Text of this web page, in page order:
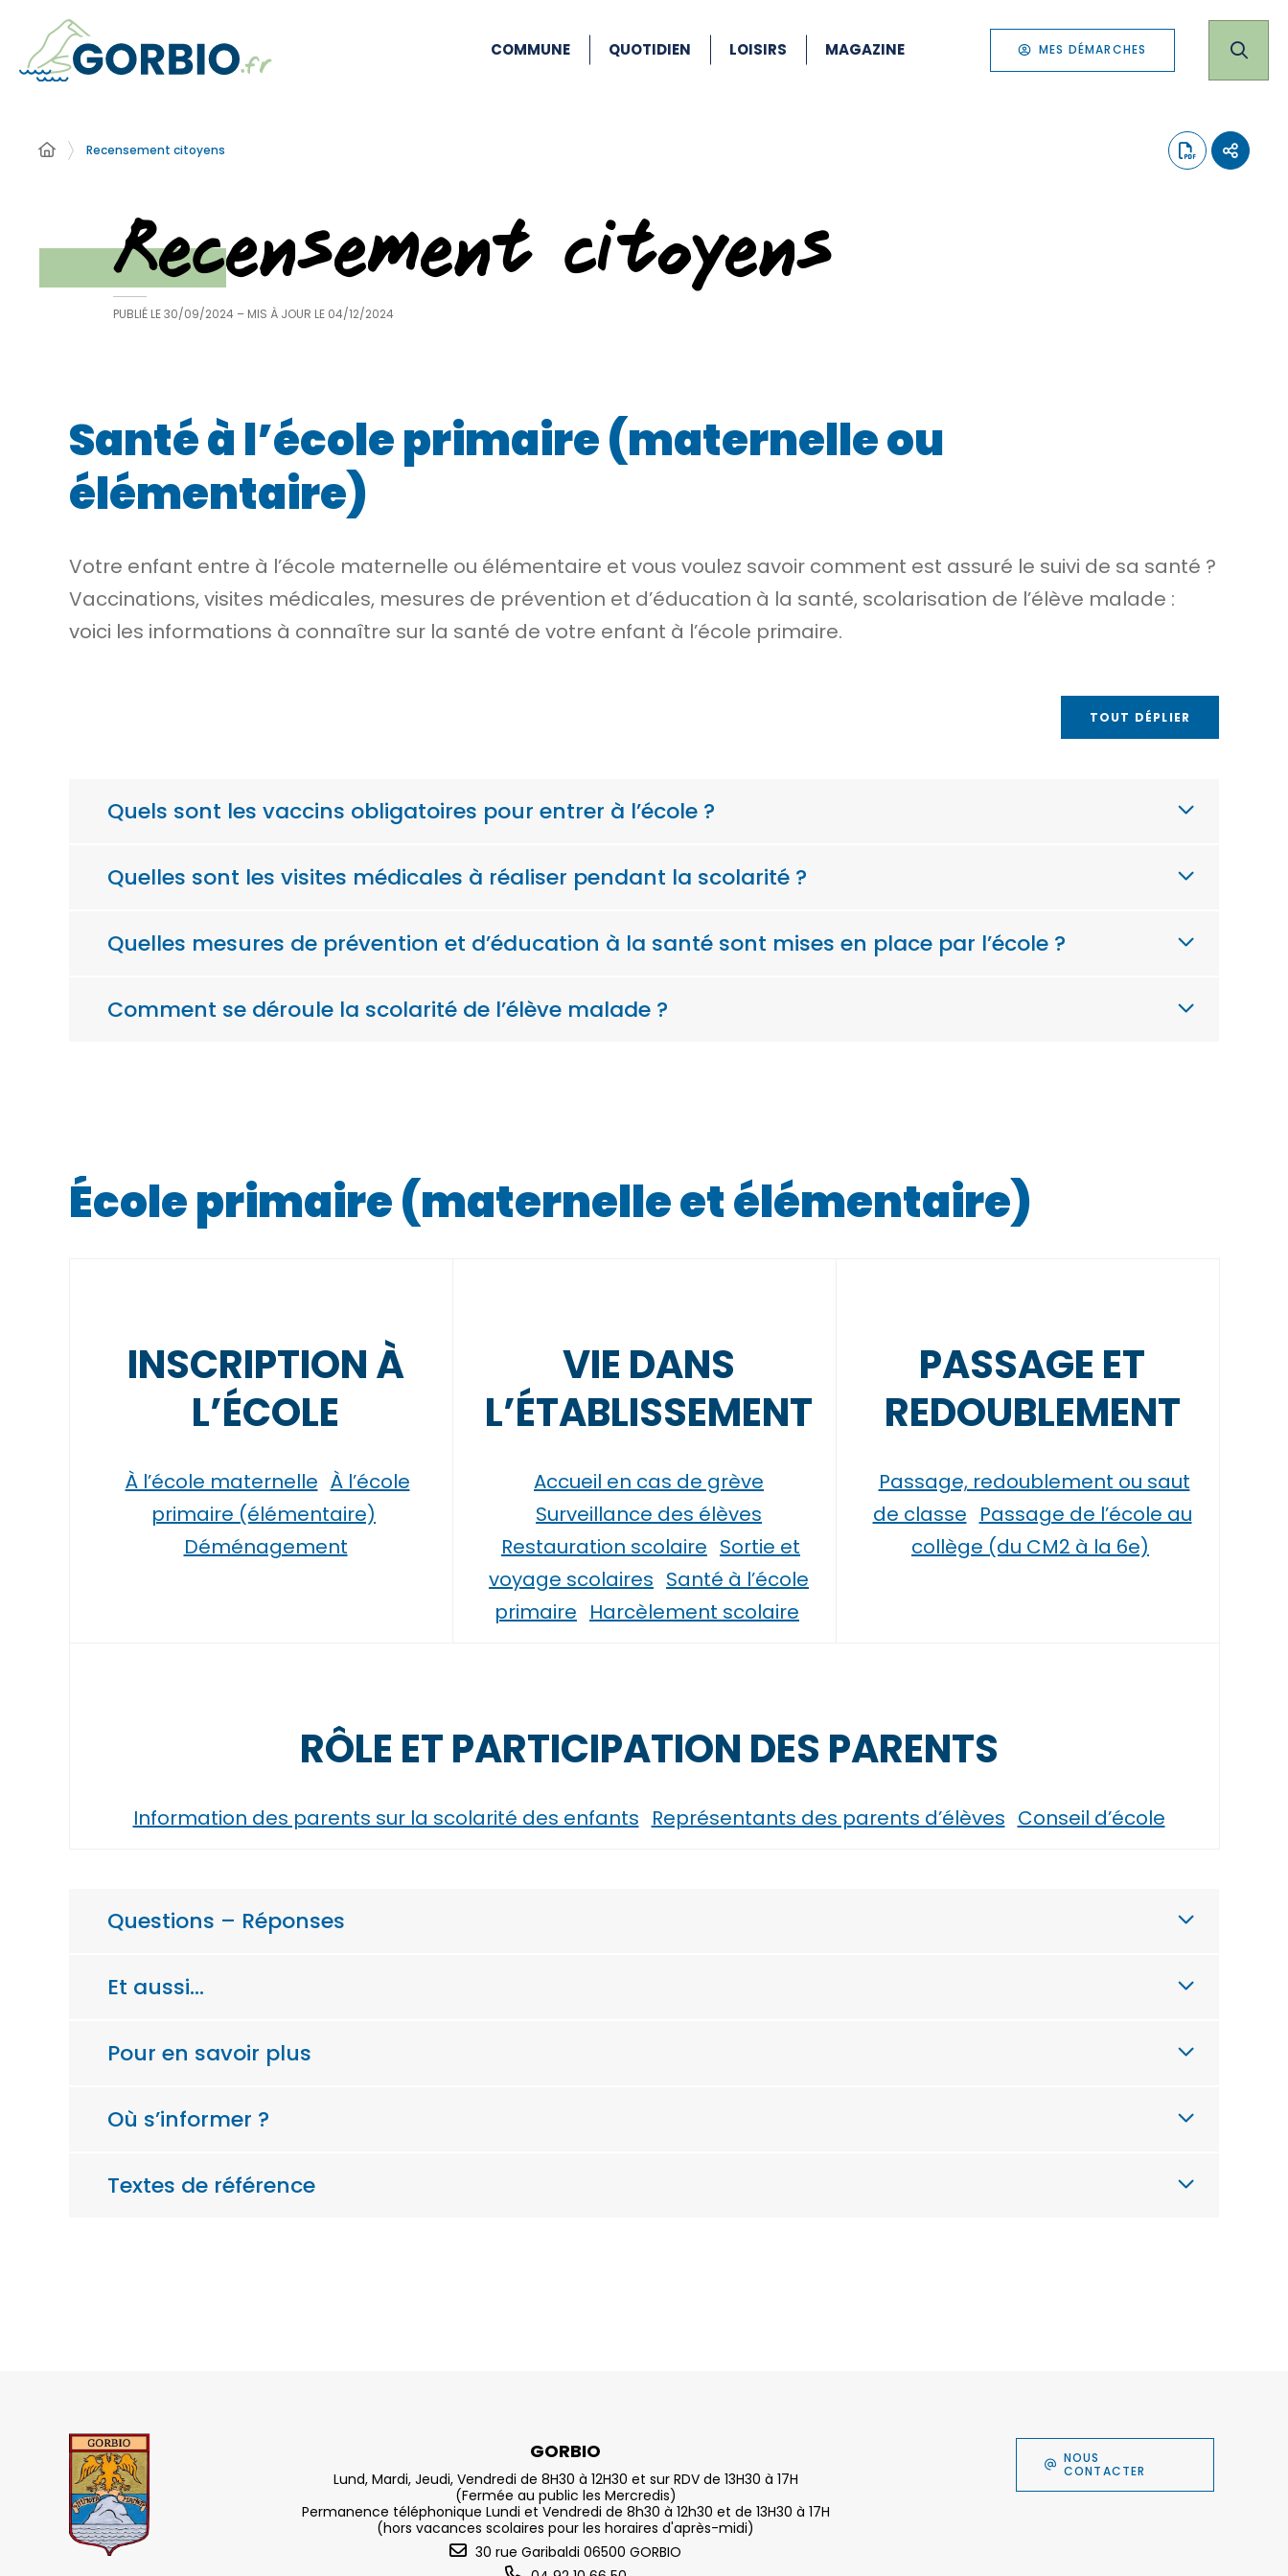
COMMUNE QUOTIDIEN LOISIRS MAGAZINE MES DÉMARCHES
Recensement citoyens
Recensement citoyens
PUBLIÉ LE30/09/2024 – MIS À JOUR LE 04/12/2024
Santé à l’école primaire (maternelle ou
élémentaire)
Votre enfant entre à l’école maternelle ou élémentaire et vous voulez savoir comment est assuré le suivi de sa santé ?
Vaccinations, visites médicales, mesures de prévention et d’éducation à la santé, scolarisation de l’élève malade :
voici les informations à connaître sur la santé de votre enfant à l’école primaire.
TOUT DÉPLIER
Quels sont les vaccins obligatoires pour entrer à l’école ?
Quelles sont les visites médicales à réaliser pendant la scolarité ?
Quelles mesures de prévention et d’éducation à la santé sont mises en place par l’école ?
Comment se déroule la scolarité de l’élève malade ?
École primaire (maternelle et élémentaire)
INSCRIPTION À
L’ÉCOLE
À l’école maternelle À l’école
primaire (élémentaire)
Déménagement
VIE DANS
L’ÉTABLISSEMENT
Accueil en cas de grève
Surveillance des élèves
Restauration scolaire Sortie et
voyage scolaires Santé à l’école
primaire Harcèlement scolaire
PASSAGE ET
REDOUBLEMENT
Passage, redoublement ou saut
de classe Passage de l’école au
collège (du CM2 à la 6e)
RÔLE ET PARTICIPATION DES PARENTS
Information des parents sur la scolarité des enfants Représentants des parents d’élèves Conseil d’école
Questions – Réponses
Et aussi…
Pour en savoir plus
Où s’informer ?
Textes de référence
GORBIO
Lund, Mardi, Jeudi, Vendredi de 8H30 à 12H30 et sur RDV de 13H30 à 17H
(Fermée au public les Mercredis)
Permanence téléphonique Lundi et Vendredi de 8h30 à 12h30 et de 13H30 à 17H
(hors vacances scolaires pour les horaires d'après-midi)
30 rue Garibaldi 06500 GORBIO
NOUS
CONTACTER